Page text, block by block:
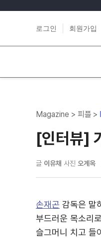
로그인 회원가입
Magazine > 피플 >
[인터뷰]
글 이유채 사진 오계옥
손재곤 감독은 말
부드러운 목소리
슬그머니 치고 들